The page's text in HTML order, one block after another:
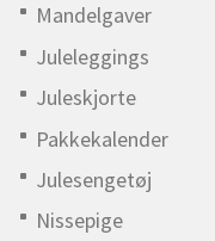
Mandelgaver
Juleleggings
Juleskjorte
Pakkekalender
Julesengetøj
Nissepige